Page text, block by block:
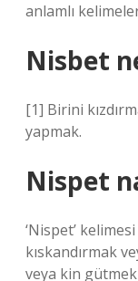
anlamlı
Nisbet
[1] Birini
yapmak.
Nispet
‘Nispet’
kıskandırmak
veya kin